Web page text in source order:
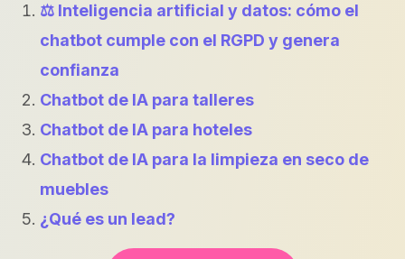
⚖ Inteligencia artificial y datos: cómo el
chatbot cumple con el RGPD y genera
confianza
Chatbot de IA para talleres
Chatbot de IA para hoteles
Chatbot de IA para la limpieza en seco de
muebles
¿Qué es un lead?